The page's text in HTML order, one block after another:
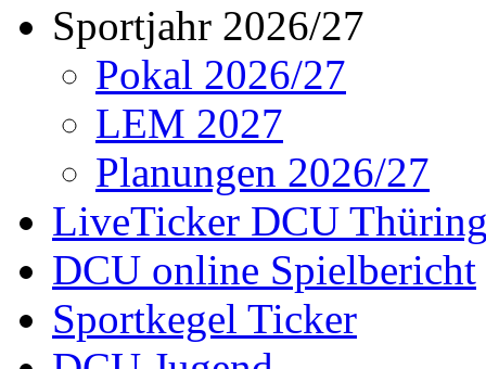
Sportjahr 2026/27
Pokal 2026/27
LEM 2027
Planungen 2026/27
LiveTicker DCU
DCU online Spielbericht
Sportkegel Ticker